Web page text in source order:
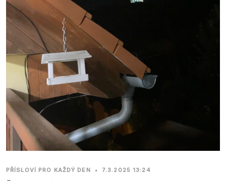
PŘÍSLOVÍ PRO KAŽDÝ DEN • 7.3.2025 13:24